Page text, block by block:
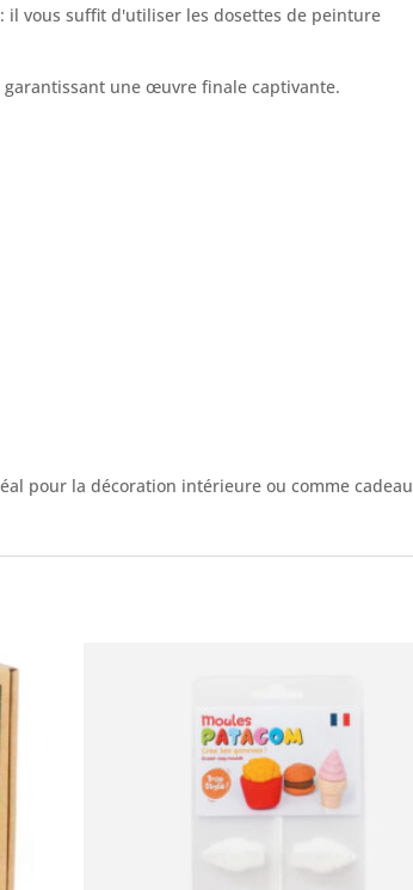
il vous suffit d'utiliser les dosettes de peinture
une œuvre finale captivante.
pour la décoration intérieure ou comme cadeau